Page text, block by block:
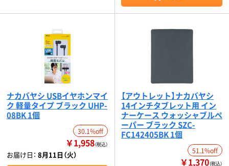
ナカバヤシ USBイヤホンマイ
ク 軽量タイプ ブラック UHP-
08BK 1個
30.1%off
￥1,958（税込）
お届け日： 8月11日（火）
【アウトレット】ナカバヤシ
14インチタブレット用 イン
ナーケース ウォッシャブルペ
ーパー ブラック SZC-
FC142405BK 1個
51.1%off
￥1,370（税込）